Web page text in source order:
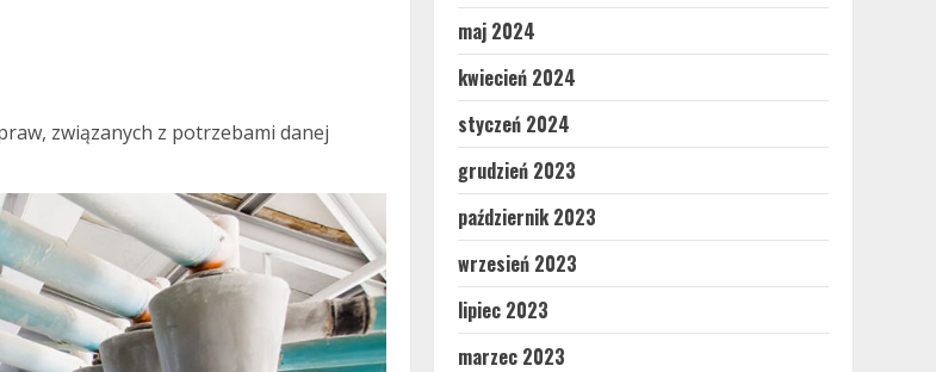
związanych z potrzebami danej
maj 2024
kwiecień 2024
styczeń 2024
grudzień 2023
październik 2023
wrzesień 2023
lipiec 2023
marzec 2023